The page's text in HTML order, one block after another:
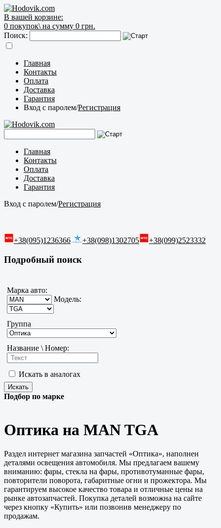
В вашей корзине:
0 покупок\ на сумму 0 грн.
Поиск:
Главная
Контакты
Оплата
Доставка
Гарантия
Вход с паролем/Регистрация
Главная
Контакты
Оплата
Доставка
Гарантия
Вход с паролем/Регистрация
+38(095)1236366 +38(098)1302705 +38(099)2523332
Подробный поиск
Марка авто:
Модель:
Группа
Название \ Номер:
Искать в аналогах
Подбор по марке
Оптика на MAN TGA
Раздел интернет магазина запчастей «Оптика», наполнен
деталями освещения автомобиля. Мы предлагаем вашему
вниманию: фары, стекла на фары, противотуманные фары,
повторители поворота, габаритные огни и прожектора. Мы
гарантируем высокое качество товара и отличные цены на
рынке автозапчастей. Покупка деталей возможна на сайте
через кнопку «Купить» или позвонив менеджеру по
продажам.